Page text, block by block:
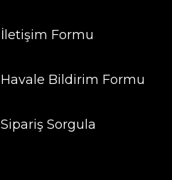
İletişim Formu
Havale Bildirim Formu
Sipariş Sorgula